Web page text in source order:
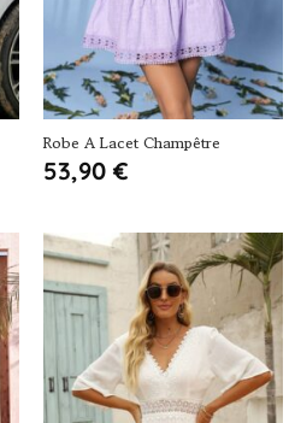
Robe A Lacet Champêtre
53,90 €